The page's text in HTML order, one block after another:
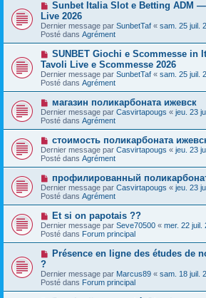
s
s
a
g
e
a
u
m
e
s
s
a
g
e
N
u
v
e
a
u
m
e
s
g
e
Sunbet Italia Slot e Betting ADM
Live 2026
Dernier message par SunbetTaf « sam. 25 juil.
Posté dans Agrément
N
u
v
e
a
u
m
e
s
s
a
g
e
SUNBET Giochi e Scommesse in
Tavoli Live e Scommesse 2026
Dernier message par SunbetTaf « sam. 25 juil.
Posté dans Agrément
N
o
u
v
a
u
m
e
s
s
a
g
e
магазин поликарбоната ижевск
Dernier message par Casvirtapougs « jeu. 23
Posté dans Agrément
N
o
u
v
a
u
m
e
s
a
g
e
стоимость поликарбоната
Dernier message par Casvirtapougs « jeu. 23
Posté dans Agrément
N
o
u
v
e
a
u
m
e
g
e
профилированный
Dernier message par Casvirtapougs « jeu. 23
Posté dans Agrément
N
o
u
v
e
a
m
e
s
Et si on papotais ??
Dernier message par Seve70500 « mer. 22 juil.
Posté dans Forum principal
N
v
e
a
Présence en ligne des études de
?
Dernier message par Marcus89 « sam. 18 juil.
Posté dans Forum principal